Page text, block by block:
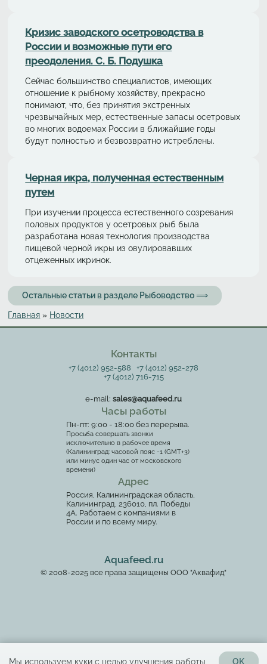
Кризис заводского осетроводства в
России и возможные пути его
преодоления. С. Б. Подушка
Сейчас большинство специалистов, имеющих
отношение к рыбному хозяйству, прекрасно
понимают, что, без принятия экстренных
чрезвычайных мер, естественные запасы осетровых
во многих водоемах России в ближайшие годы
будут полностью и безвозвратно истреблены.
Черная икра, полученная естественным
путем
При изучении процесса естественного созревания
половых продуктов у осетровых рыб была
разработана новая технология производства
пищевой черной икры из овулировавших
отцеженных икринок.
Остальные статьи в разделе Рыбоводство ⟹
Вы здесь
Главная » Новости
Контакты
+7 (4012) 952-588
+7 (4012) 952-278
+7 (4012) 716-715
e-mail: sales@aquafeed.ru
Часы работы
Пн-пт: 9:00 - 18:00 без перерыва.
Просьба совершать звонки
исключительно в рабочее время
(Калининград: часовой пояс -1 (GMT+3)
или минус один час от московского
времени)
Адрес
Россия, Калининградская область,
Калининград, 236010, пл. Победы
4А. Работаем с компаниями в
России и по всему миру.
Aquafeed.ru
© 2008-2025 все права защищены ООО "Аквафид"
Мы используем куки с целью улучшения работы OK